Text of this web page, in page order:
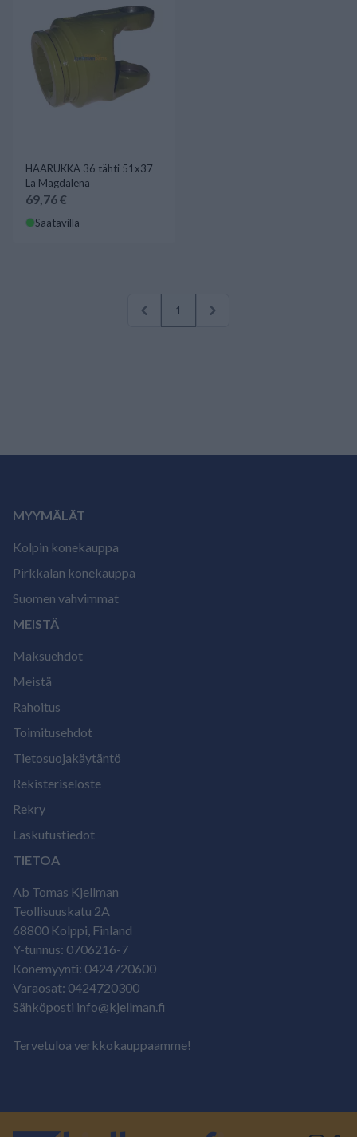
HAARUKKA 36 tähti 51x37
La Magdalena
69,76 €
Saatavilla
1
MYYMÄLÄT
Kolpin konekauppa
Pirkkalan konekauppa
Suomen vahvimmat
MEISTÄ
Maksuehdot
Meistä
Rahoitus
Toimitusehdot
Tietosuojakäytäntö
Rekisteriseloste
Rekry
Laskutustiedot
TIETOA
Ab Tomas Kjellman
Teollisuuskatu 2A
68800 Kolppi, Finland
Y-tunnus: 0706216-7
Konemyynti: 0424720600
Varaosat: 0424720300
Sähköposti info@kjellman.fi
Tervetuloa verkkokauppaamme!